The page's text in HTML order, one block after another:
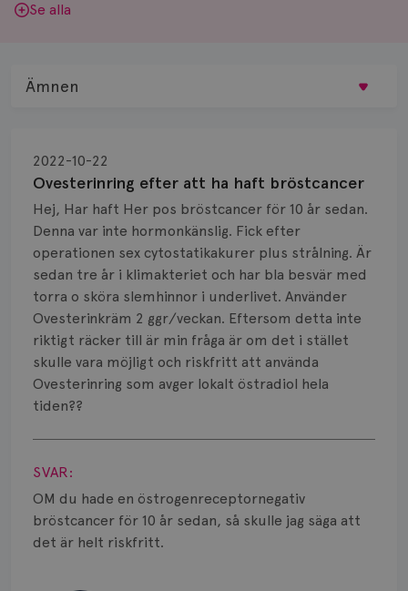
Se alla
Ovesterinring efter att ha haft bröstcancer
2022-10-22
Hej, Har haft Her pos bröstcancer för 10 år sedan.
Denna var inte hormonkänslig. Fick efter
operationen sex cytostatikakurer plus strålning. Är
sedan tre år i klimakteriet och har bla besvär med
torra o sköra slemhinnor i underlivet. Använder
Ovesterinkräm 2 ggr/veckan. Eftersom detta inte
riktigt räcker till är min fråga är om det i stället
skulle vara möjligt och riskfritt att använda
Ovesterinring som avger lokalt östradiol hela
tiden??
Visa svar
SVAR:
OM du hade en östrogenreceptornegativ
bröstcancer för 10 år sedan, så skulle jag säga att
det är helt riskfritt.
Ämnen
Biopsi
Biverkningar
Bröstvårta
Knöl
Läkemedel
Typ av bröstcancer
Smärta
Risker
Spridd bröstcancer